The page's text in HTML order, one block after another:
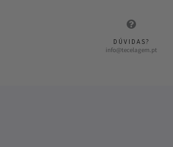
DÚVIDAS?
info@tecelagem.pt